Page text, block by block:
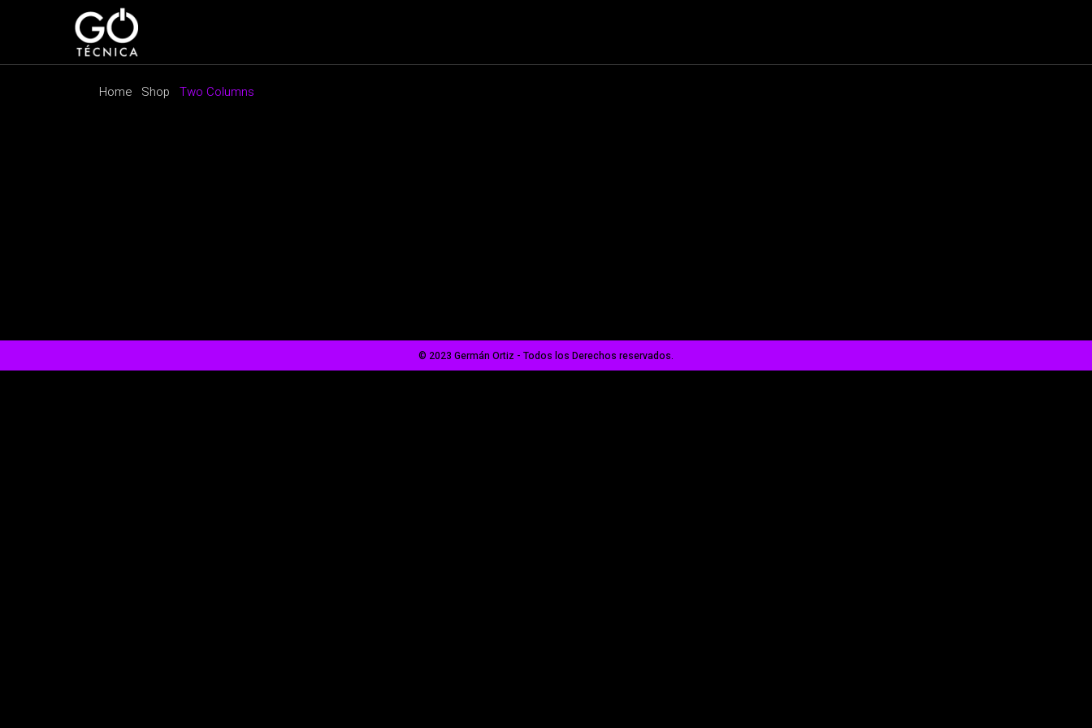
Home Shop Two Columns
© 2023 Germán Ortiz - Todos los Derechos reservados.